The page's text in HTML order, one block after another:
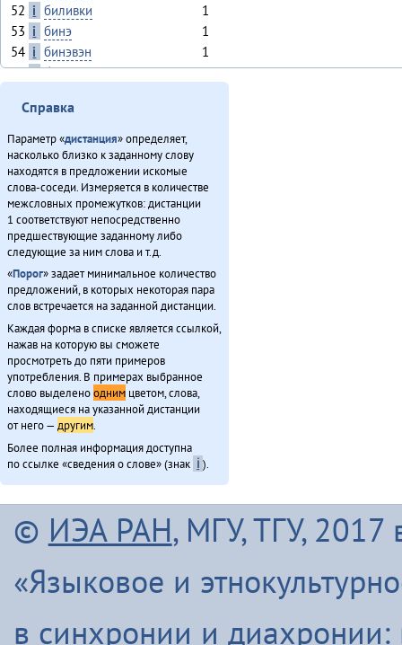
52 i биливки
1
53 i бинэ
1
54 i бинэвэн
1
55 i бинэлэтын
1
57 i бихим
58 i бододуви
59 i бо̄ка̄нни
60 i бу
61 i бултамни
1
62 i бумуллэкин
63 i бэгинтын
64 i бэевэ
65 i бэел
1
66 i бэйӈовэ
1
68 i властьту
69 i выставкава
70 i гаюльскай
71 i группа
72 i гӯ
73 i гундет
74 i гуннэвэн
1
75 i гэлэденэл
1
76 i гэлэ̄рэ
1
77 i да̄
1
78 i дагадун
1
i дагачанман
80 i девдеӈэтын
1
82
дӯннэви
1
Справка
Параметр «дистанция» определяет,
насколько близко к заданному слову
находятся в предложении искомые
слова-соседи. Измеряется в количестве
межсловных промежутков: дистанции
1 соответствуют непосредственно
предшествующие заданному либо
следующие за ним слова и т.д.
«Порог» задает минимальное количество
предложений, в которых некоторая пара
слов встречается на заданной дистанции.
Каждая форма в списке является ссылкой,
нажав на которую вы сможете
просмотреть до пяти примеров
употребления. В примерах выбранное
слово выделеноодним цветом, слова,
находящиеся на указанной дистанции
от него —другим.
Более полная информация доступна
по ссылке «сведения о слове» (знак ℹ ).
© ИЭА РАН, МГУ, ТГУ, 2017
«Языковое и
в синхронии и диахронии: